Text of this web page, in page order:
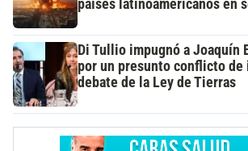
países latinoamericanos en
Di Tullio impugnó a Joaquín
por un presunto conflicto de
debate de la Ley de Tierras